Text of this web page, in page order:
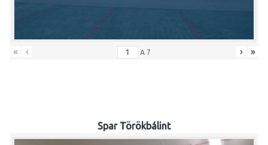
« ‹ A 7 › »
Spar Törökbálint